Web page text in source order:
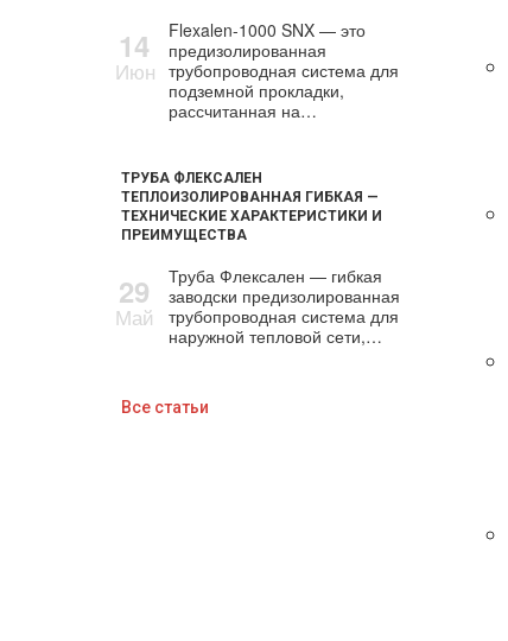
14
Июн
Flexalen-1000 SNX — это
предизолированная
трубопроводная система для
подземной прокладки,
рассчитанная на…
ТРУБА ФЛЕКСАЛЕН
ТЕПЛОИЗОЛИРОВАННАЯ ГИБКАЯ —
ТЕХНИЧЕСКИЕ ХАРАКТЕРИСТИКИ И
ПРЕИМУЩЕСТВА
29
Май
Труба Флексален — гибкая
заводски предизолированная
трубопроводная система для
наружной тепловой сети,…
Все статьи